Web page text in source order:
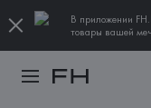
В приложении
товары вашей